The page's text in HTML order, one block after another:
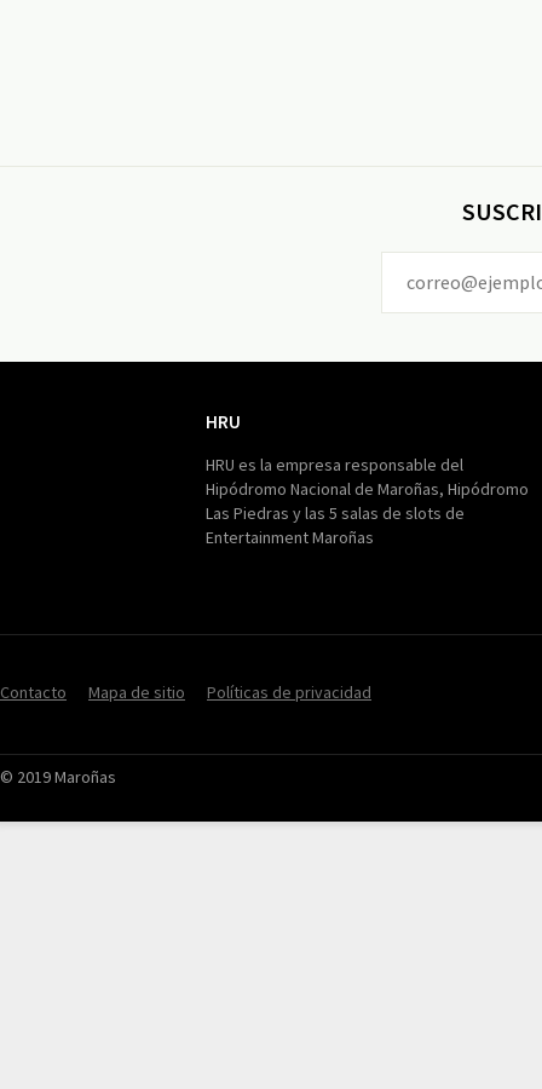
HRU
HRU es la empresa responsable del
Hipódromo Nacional de Maroñas, Hipódromo
Las Piedras y las 5 salas de slots de
Entertainment Maroñas
Contacto Mapa de sitio Políticas de privacidad
© 2019 Maroñas